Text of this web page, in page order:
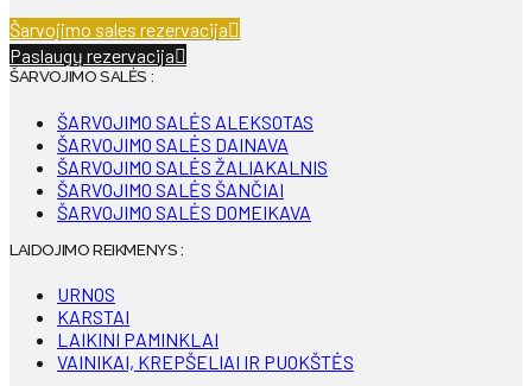
Šarvojimo sales rezervacija
Paslaugų rezervacija
ŠARVOJIMO SALĖS :
ŠARVOJIMO SALĖS ALEKSOTAS
ŠARVOJIMO SALĖS DAINAVA
ŠARVOJIMO SALĖS ŽALIAKALNIS
ŠARVOJIMO SALĖS ŠANČIAI
ŠARVOJIMO SALĖS DOMEIKAVA
LAIDOJIMO REIKMENYS :
URNOS
KARSTAI
LAIKINI PAMINKLAI
VAINIKAI, KREPŠELIAI IR PUOKŠTĖS